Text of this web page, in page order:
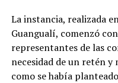
La instancia, realizada
Guangualí, comenzó
representantes de las
necesidad de un retén
como se había